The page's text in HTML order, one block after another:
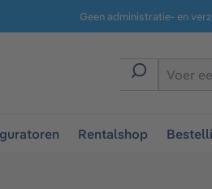
platformGeen administratie- en
Rentalshop